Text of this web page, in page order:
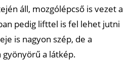
áll, mozgólépcső is vezet a
pedig lifttel is fel lehet jutni
is nagyon szép, de a
a látkép.